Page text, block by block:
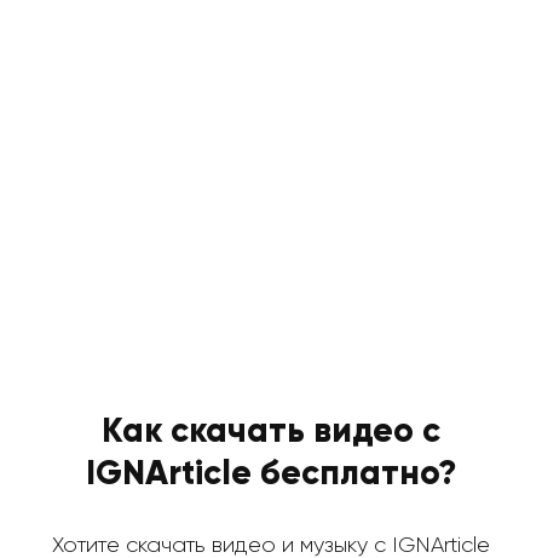
Как скачать видео с
IGNArticle бесплатно?
Хотите скачать видео и музыку с IGNArticle